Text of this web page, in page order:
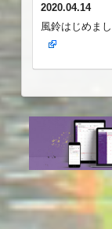
2020.04.14
風鈴はじめまし